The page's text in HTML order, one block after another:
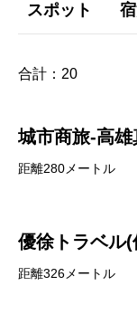
スポット
合計： 20
城市商旅-高
距離280メートル
優徐トラベル
距離326メートル